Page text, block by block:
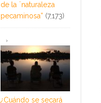
de la ¨naturaleza
pecaminosa” (7,173)
¿Cuándo se secará